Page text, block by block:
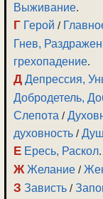
Выживание.
Г Герой /
Гнев,
грехопадение.
Д Депрессия,
Добродетель,
Слепота /
духовность /
Е Ересь, Раскол.
Ж Желание /
З Зависть /